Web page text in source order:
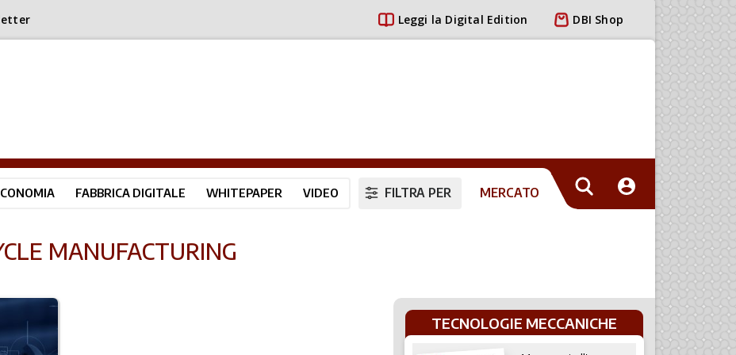
Leggi la Digital Edition DBI Shop
FABBRICA DIGITALE WHITEPAPER VIDEO FILTRA PER MERCATO
MANUFACTURING
TECNOLOGIE MECCANICHE